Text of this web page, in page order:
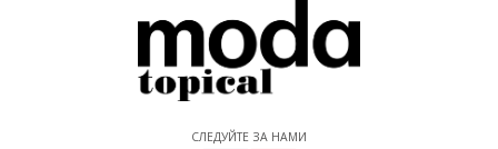
СЛЕДУЙТЕ ЗА НАМИ